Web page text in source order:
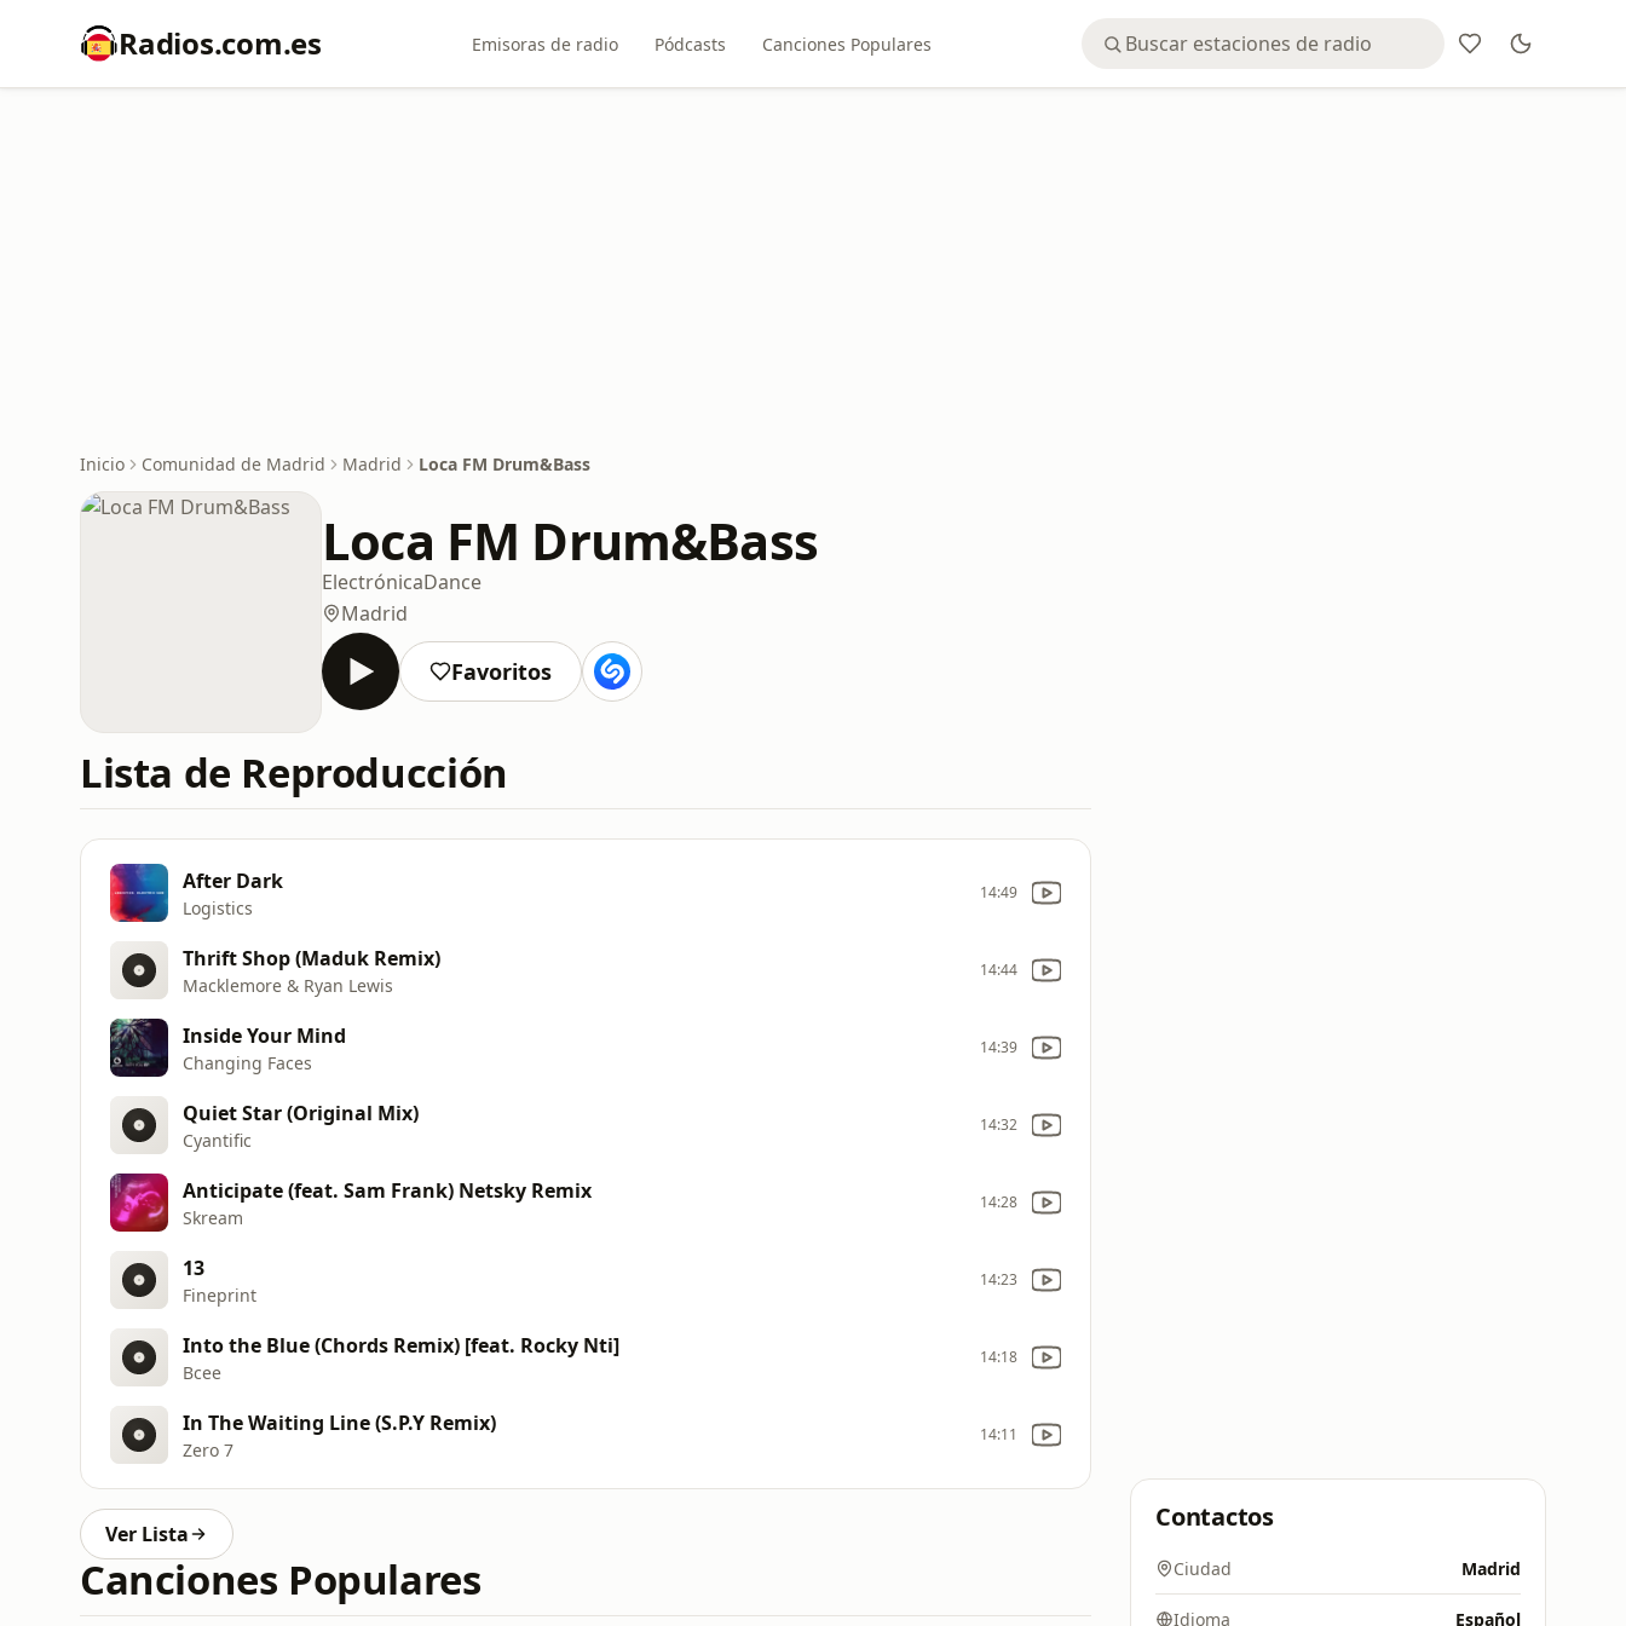
Radios.com.es Emisoras de radio Pódcasts Canciones Populares
Inicio Comunidad de Madrid Madrid Loca FM Drum&Bass
Loca FM Drum&Bass
ElectrónicaDance
Madrid
Favoritos
Lista de Reproducción
After Dark
Logistics
14:49
Thrift Shop (Maduk Remix)
Macklemore & Ryan Lewis
14:44
Inside Your Mind
Changing Faces
14:39
Quiet Star (Original Mix)
Cyantific
14:32
Anticipate (feat. Sam Frank) Netsky Remix
Skream
14:28
13
Fineprint
14:23
Into the Blue (Chords Remix) [feat. Rocky Nti]
Bcee
14:18
In The Waiting Line (S.P.Y Remix)
Zero 7
14:11
Ver Lista
Canciones Populares
Contactos
Ciudad Madrid
Idioma Español